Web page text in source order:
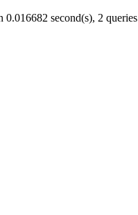
0.016682 second(s), 2 queries